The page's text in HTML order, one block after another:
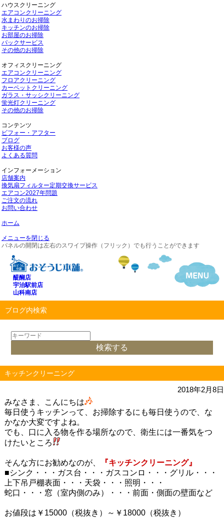
ハウスクリーニング
エアコンクリーニング
水まわりのお掃除
キッチンのお掃除
お部屋のお掃除
パックサービス
その他のお掃除
オフィスクリーニング
エアコンクリーニング
フロアクリーニング
カーペットクリーニング
ガラス・サッシクリーニング
蛍光灯クリーニング
その他のお掃除
コンテンツ
ビフォー・アフター
ブログ
お客様の声
よくある質問
インフォーメーション
店舗案内
換気扇フィルター定期交換サービス
エアコン2027年問題
ご注文の流れ
お問い合わせ
ホーム
メニューを閉じる
パネルの開閉は左右のスワイプ操作（フリック）でも行うことができます
醍醐店
宇治駅前店
山科南店
ブログ内検索
キッチンクリーニング
2018年2月8日
みなさま、こんにちは
毎日使うキッチンって、お掃除するにも毎日使うので、な
かなか大変ですよね。
でも、口に入る物を作る場所なので、衛生には一番気をつ
けたいところ
そんな方にお勧めなのが、
『キッチンクリーニング』
■シンク・・・ガス台・・・ガスコンロ・・・グリル・・・
上下吊戸棚表面・・・天袋・・・照明・・・
蛇口・・・窓（室内側のみ）・・・前面・側面の壁面など
お値段は￥15000（税抜き）～￥18000（税抜き）